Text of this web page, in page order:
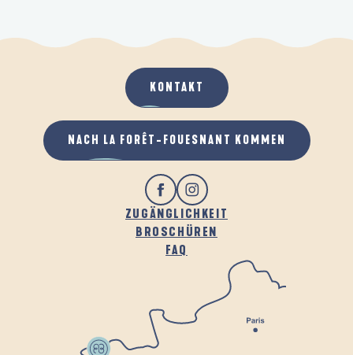
ZUGÄNGLICHKEIT
BROSCHÜREN
FAQ
KONTAKT
NACH LA FORÊT-FOUESNANT KOMMEN